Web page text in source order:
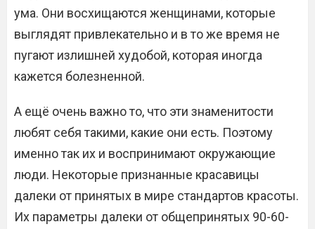
ума. Они восхищаются женщинами, которые
выглядят привлекательно и в то же время не
пугают излишней худобой, которая иногда
кажется болезненной.
А ещё очень важно то, что эти знаменитости
любят себя такими, какие они есть. Поэтому
именно так их и воспринимают окружающие
люди. Некоторые признанные красавицы
далеки от принятых в мире стандартов красоты.
Их параметры далеки от общепринятых 90-60-